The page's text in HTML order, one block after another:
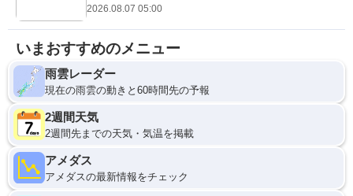
2026.08.07 05:00
いまおすすめのメニュー
雨雲レーダー
現在の雨雲の動きと60時間先の予報
2週間天気
2週間先までの天気・気温を掲載
アメダス
アメダスの最新情報をチェック